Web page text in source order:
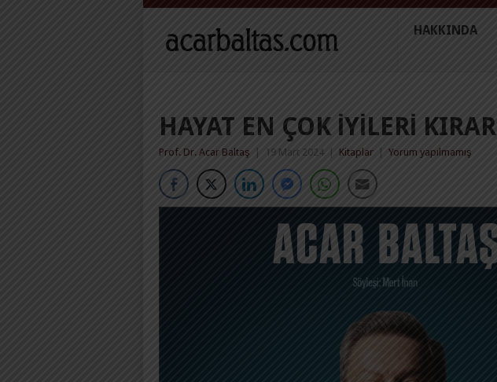
HAKKINDA
HAYAT EN ÇOK İYILERI KIRAR
Prof. Dr. Acar Baltaş 19 Mart 2024 Kitaplar Yorum yapılmamış